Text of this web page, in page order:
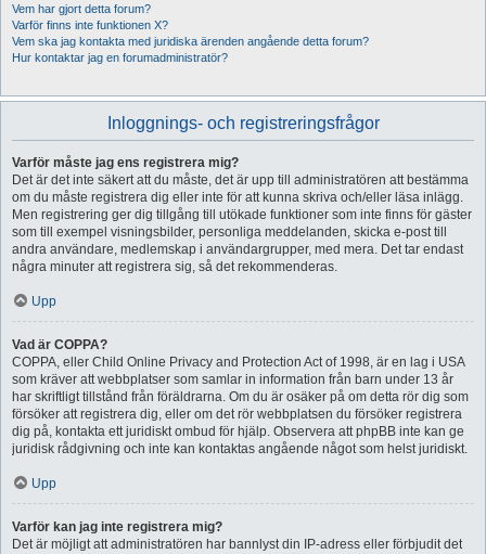
Vem har gjort detta forum?
Varför finns inte funktionen X?
Vem ska jag kontakta med juridiska ärenden angående detta forum?
Hur kontaktar jag en forumadministratör?
Inloggnings- och registreringsfrågor
Varför måste jag ens registrera mig?
Det är det inte säkert att du måste, det är upp till administratören att bestämma
om du måste registrera dig eller inte för att kunna skriva och/eller läsa inlägg.
Men registrering ger dig tillgång till utökade funktioner som inte finns för gäster
som till exempel visningsbilder, personliga meddelanden, skicka e-post till
andra användare, medlemskap i användargrupper, med mera. Det tar endast
några minuter att registrera sig, så det rekommenderas.
Upp
Vad är COPPA?
COPPA, eller Child Online Privacy and Protection Act of 1998, är en lag i USA
som kräver att webbplatser som samlar in information från barn under 13 år
har skriftligt tillstånd från föräldrarna. Om du är osäker på om detta rör dig som
försöker att registrera dig, eller om det rör webbplatsen du försöker registrera
dig på, kontakta ett juridiskt ombud för hjälp. Observera att phpBB inte kan ge
juridisk rådgivning och inte kan kontaktas angående något som helst juridiskt.
Upp
Varför kan jag inte registrera mig?
Det är möjligt att administratören har bannlyst din IP-adress eller förbjudit det